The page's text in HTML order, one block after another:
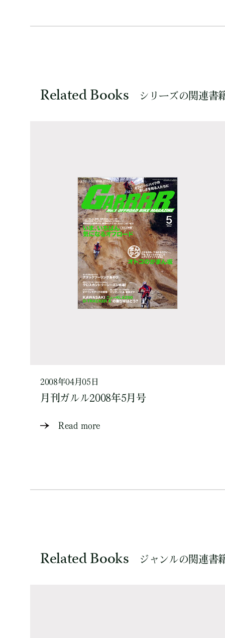
Related Books シリーズの関連書
2008年04月05日
月刊ガルル2008年5月号
Read more
Related Books ジャンルの関連書